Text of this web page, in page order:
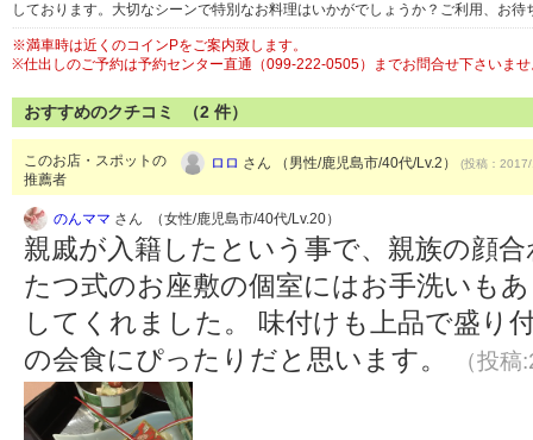
しております。大切なシーンで特別なお料理はいかがでしょうか？ご利用、お待
※満車時は近くのコインPをご案内致します。
※仕出しのご予約は予約センター直通（099-222-0505）までお問合せ下さいませ
おすすめのクチコミ （2 件）
このお店・スポットの
推薦者
ロロ さん （男性/鹿児島市/40代/Lv.2） (投稿：
のんママ さん （女性/鹿児島市/40代/Lv.20）
親戚が入籍したという事で、親族の顔
たつ式のお座敷の個室にはお手洗いも
してくれました。 味付けも上品で盛り
の会食にぴったりだと思います。
（投